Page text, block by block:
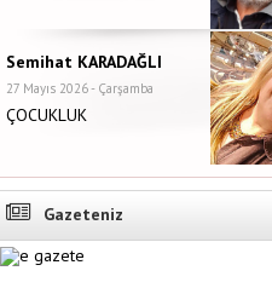
Semihat KARADAĞLI
27 Mayıs 2026 - Çarşamba
ÇOCUKLUK
Gazeteniz